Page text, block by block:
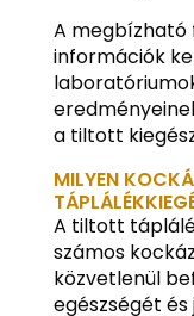
A megbízható
információk
a tiltott
MILYEN
A tiltott
számos
közvetlenül
egészségét